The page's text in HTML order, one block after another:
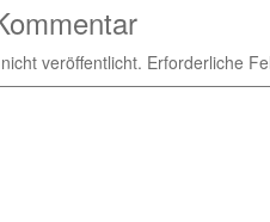
veröffentlicht. Erforderliche